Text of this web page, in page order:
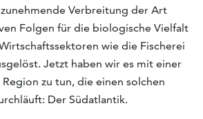
Verbreitung der Art
Folgen für die biologische Vielfalt
wie die Fischerei
Jetzt haben wir es mit einer
zu tun, die einen solchen
Der Südatlantik.